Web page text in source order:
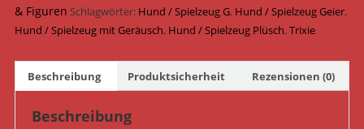
cm
35806
& Figuren Schlagwörter: Hund / Spielzeug G, Hund / Spielzeug Geier,
Hund / Spielzeug mit Geräusch, Hund / Spielzeug Plüsch,Trixie
Beschreibung Produktsicherheit Rezensionen (0)
Beschreibung